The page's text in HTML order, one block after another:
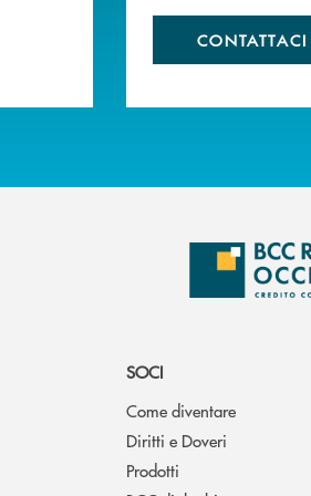
CONTATTACI
SOCI
Come diventare
Diritti e Doveri
Prodotti